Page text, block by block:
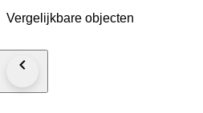
Vergelijkbare objecten